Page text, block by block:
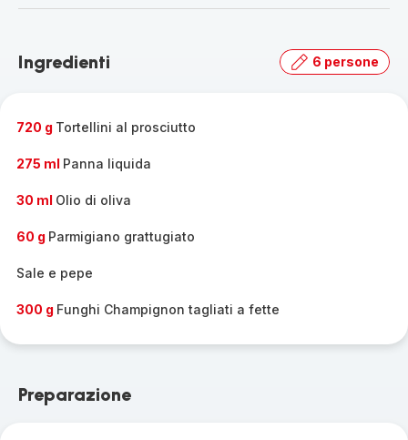
dettagli
la
Ingredienti 6 persone
720 g Tortellini al prosciutto
275 ml Panna liquida
30 ml Olio di oliva
60 g Parmigiano grattugiato
Sale e pepe
300 g Funghi Champignon tagliati a fette
Preparazione